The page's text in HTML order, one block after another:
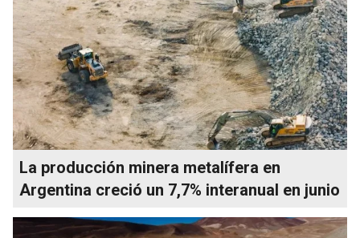
La producción minera metalífera en
Argentina creció un 7,7% interanual en junio